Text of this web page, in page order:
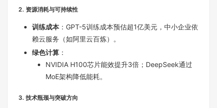
2. 资源消耗与可持续性
训练成本 ：GPT-5训练成本预估超1亿美元，中小企业依
赖云服务（如阿里云百炼）。
绿色计算 ：
NVIDIA H100芯片能效提升3倍；DeepSeek通过
MoE架构降低能耗。
3. 技术瓶颈与突破方向